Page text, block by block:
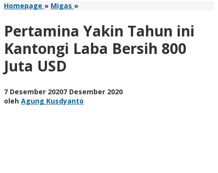
Homepage » Migas »Pertamina
Tahun
ini
Kantongi
Laba
USD
Pertamina Yakin Tahun ini
Kantongi Laba Bersih 800
Juta USD
7 Desember 20207 Desember 2020oleh
oleh Agung Kusdyanto